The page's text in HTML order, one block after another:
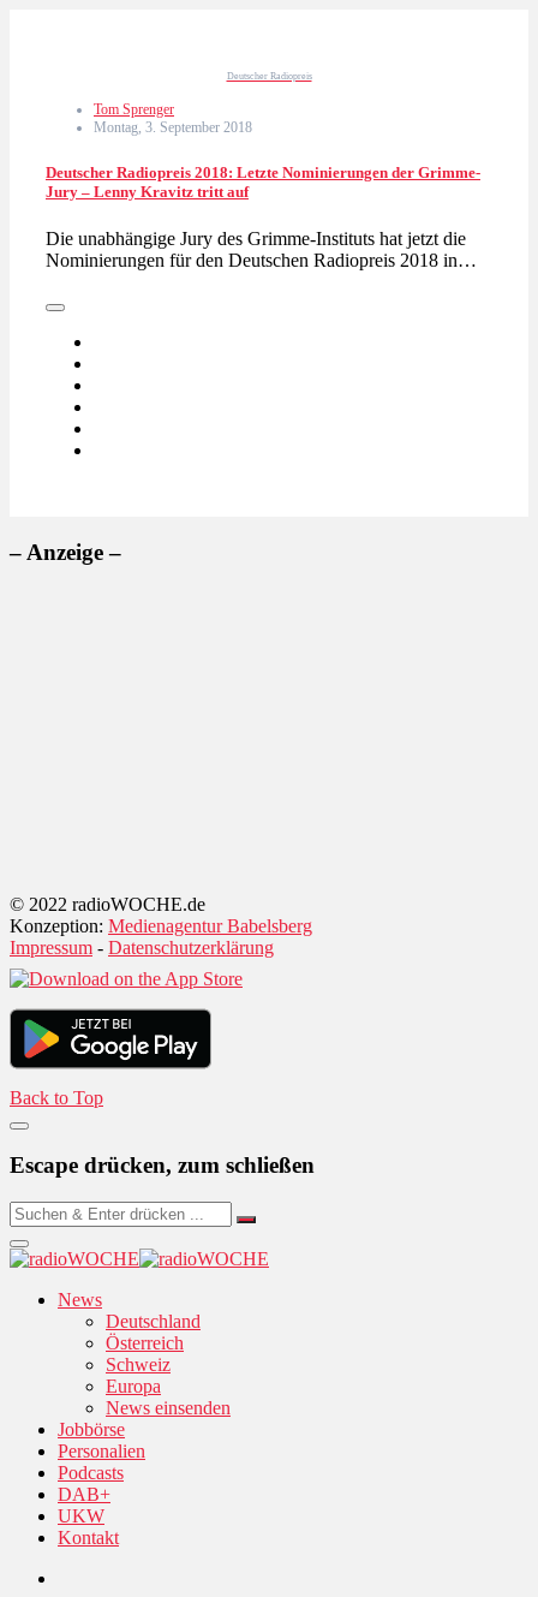
Deutscher Radiopreis
Tom Sprenger
Montag, 3. September 2018
Deutscher Radiopreis 2018: Letzte Nominierungen der Grimme-
Jury – Lenny Kravitz tritt auf
Die unabhängige Jury des Grimme-Instituts hat jetzt die
Nominierungen für den Deutschen Radiopreis 2018 in…
– Anzeige –
© 2022 radioWOCHE.de
Konzeption: Medienagentur Babelsberg
Impressum - Datenschutzerklärung
Back to Top
Escape drücken, zum schließen
News
Deutschland
Österreich
Schweiz
Europa
News einsenden
Jobbörse
Personalien
Podcasts
DAB+
UKW
Kontakt